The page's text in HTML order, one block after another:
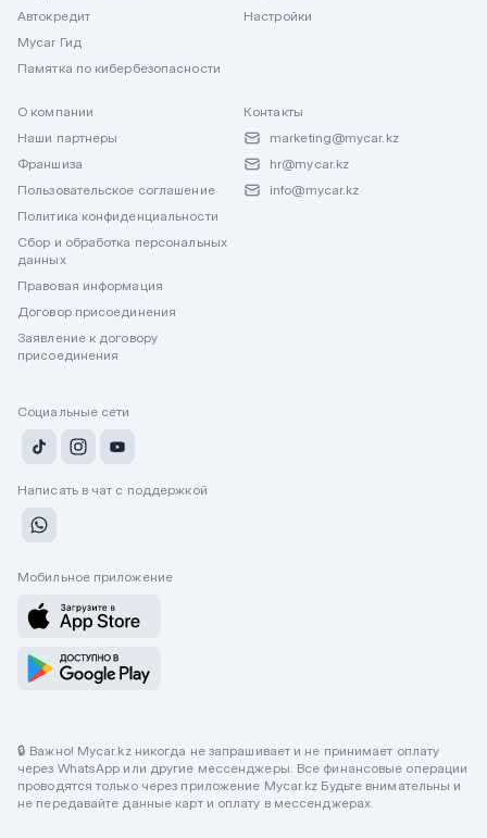
Автокредит
Mycar Гид
Памятка по кибербезопасности
Настройки
О компании
Наши партнеры
Франшиза
Пользовательское соглашение
Политика конфиденциальности
Сбор и обработка персональных
данных
Правовая информация
Договор присоединения
Заявление к договору
присоединения
Контакты
marketing@mycar.kz
hr@mycar.kz
info@mycar.kz
Социальные сети
Написать в чат с поддержкой
Мобильное приложение
🔒 Важно! Mycar.kz никогда не запрашивает и не принимает оплату
через WhatsApp или другие мессенджеры. Все финансовые операции
проводятся только через приложение Mycar.kz Будьте внимательны и
не передавайте данные карт и оплату в мессенджерах.